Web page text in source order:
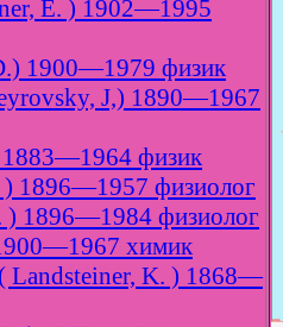
E. ) 1902—1995
1900—1979 физик
J,) 1890—1967
1883—1964 физик
1896—1957 физиолог
) 1896—1984 физиолог
химик
Landsteiner, K. ) 1868—